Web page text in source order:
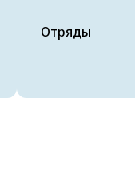
Отряды